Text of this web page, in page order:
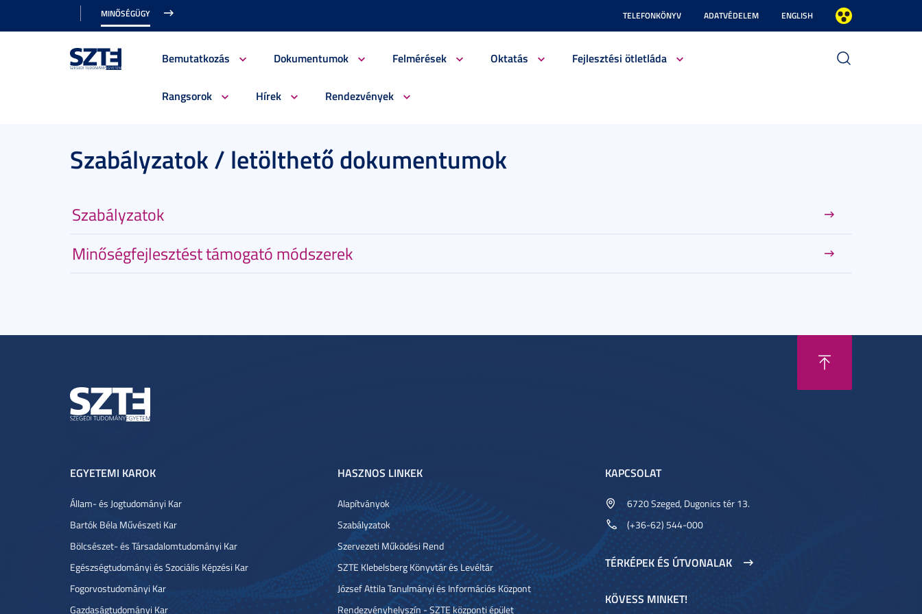
MINŐSÉGÜGY TELEFONKÖNYV ADATVÉDELEM ENGLISH
Bemutatkozás Dokumentumok Felmérések Oktatás Fejlesztési ötletláda
Rangsorok Hírek Rendezvények
Szabályzatok / letölthető dokumentumok
Szabályzatok
Minőségfejlesztést támogató módszerek
EGYETEMI KAROK
Állam- és Jogtudományi Kar
Bartók Béla Művészeti Kar
Bölcsészet- és Társadalomtudományi Kar
Egészségtudományi és Szociális Képzési Kar
Fogorvostudományi Kar
Gazdaságtudományi Kar
HASZNOS LINKEK
Alapítványok
Szabályzatok
Szervezeti Működési Rend
SZTE Klebelsberg Könyvtár és Levéltár
József Attila Tanulmányi és Információs Központ
Rendezvényhelyszín - SZTE központi épület
KAPCSOLAT
6720 Szeged, Dugonics tér 13.
(+36-62) 544-000
TÉRKÉPEK ÉS ÚTVONALAK
KÖVESS MINKET!